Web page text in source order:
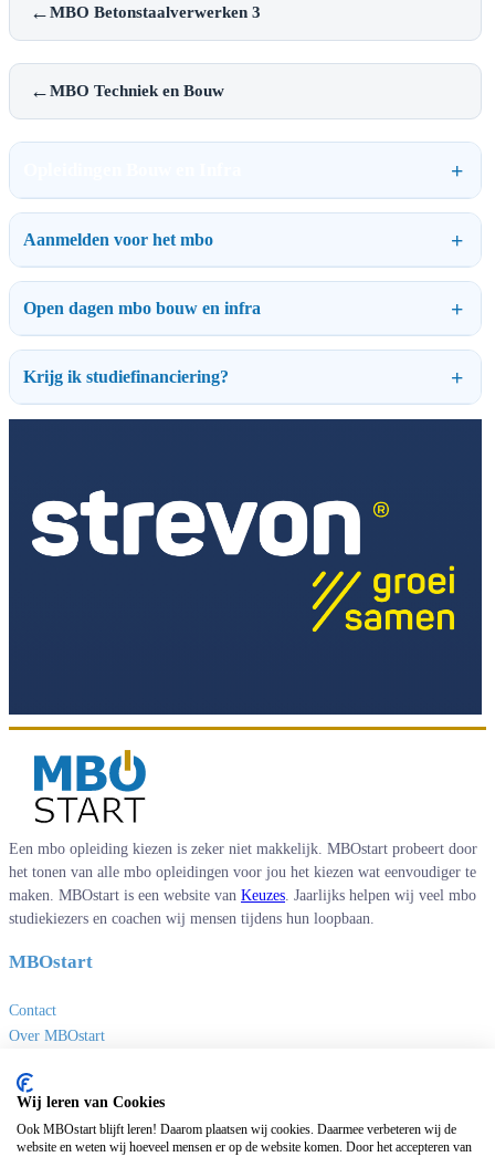
←MBO Betonstaalverwerken 3
←MBO Techniek en Bouw
Aanmelden voor het mbo
Open dagen mbo bouw en infra
Krijg ik studiefinanciering?
Een mbo opleiding kiezen is zeker niet makkelijk. MBOstart probeert door
het tonen van alle mbo opleidingen voor jou het kiezen wat eenvoudiger te
maken. MBOstart is een website van Keuzes . Jaarlijks helpen wij veel mbo
studiekiezers en coachen wij mensen tijdens hun loopbaan.
MBOstart
Contact
Over MBOstart
Disclaimer en privacy
MBO links
Wij leren van Cookies
Ook MBOstart blijft leren! Daarom plaatsen wij cookies. Daarmee verbeteren wij de
website en weten wij hoeveel mensen er op de website komen. Door het accepteren van